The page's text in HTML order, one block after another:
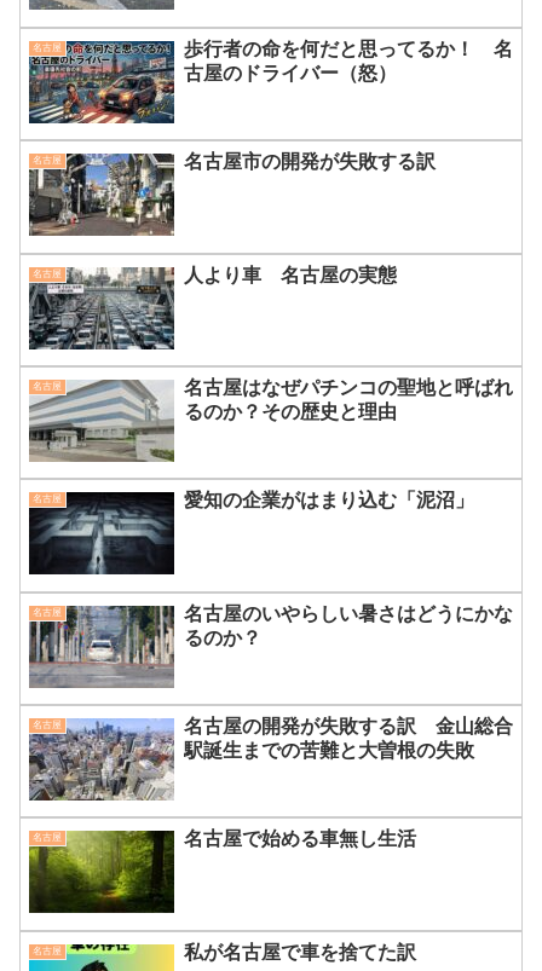
名古屋
歩行者の命を何だと思ってるか！ 名
古屋のドライバー（怒）
名古屋 名古屋市の開発が失敗する訳
名古屋 人より車 名古屋の実態
名古屋
名古屋はなぜパチンコの聖地と呼ばれ
るのか？その歴史と理由
名古屋 愛知の企業がはまり込む「泥沼」
名古屋
名古屋のいやらしい暑さはどうにかな
るのか？
名古屋
名古屋の開発が失敗する訳 金山総合
駅誕生までの苦難と大曽根の失敗
名古屋 名古屋で始める車無し生活
名古屋 私が名古屋で車を捨てた訳